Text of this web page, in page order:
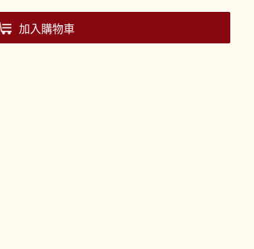
加入購物車